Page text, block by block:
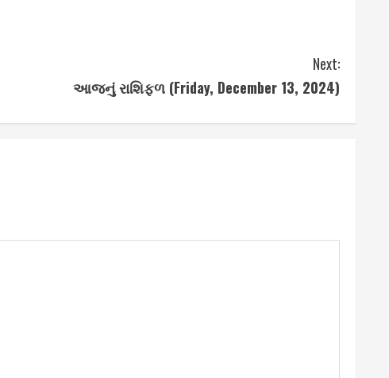
Next:
આજનું રાશિફળ (Friday, December 13, 2024)